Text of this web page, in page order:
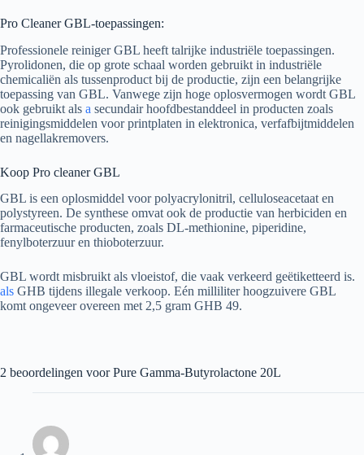
Pro Cleaner GBL-toepassingen:
Professionele reiniger GBL heeft talrijke industriële toepassingen.
Pyrolidonen, die op grote schaal worden gebruikt in industriële
chemicaliën als tussenproduct bij de productie, zijn een belangrijke
toepassing van GBL. Vanwege zijn hoge oplosvermogen wordt GBL
ook gebruikt als a secundair hoofdbestanddeel in producten zoals
reinigingsmiddelen voor printplaten in elektronica, verfafbijtmiddelen
en nagellakremovers.
Koop Pro cleaner GBL
GBL is een oplosmiddel voor polyacrylonitril, celluloseacetaat en
polystyreen. De synthese omvat ook de productie van herbiciden en
farmaceutische producten, zoals DL-methionine, piperidine,
fenylboterzuur en thioboterzuur.
GBL wordt misbruikt als vloeistof, die vaak verkeerd geëtiketteerd is.
als GHB tijdens illegale verkoop. Eén milliliter hoogzuivere GBL
komt ongeveer overeen met 2,5 gram GHB 49.
2 beoordelingen voorPure Gamma-Butyrolactone 20L